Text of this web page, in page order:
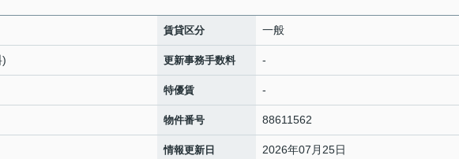
賃貸区分 一般
) 更新事務手数料 -
特優賃 -
物件番号 88611562
情報更新日 2026年07月25日